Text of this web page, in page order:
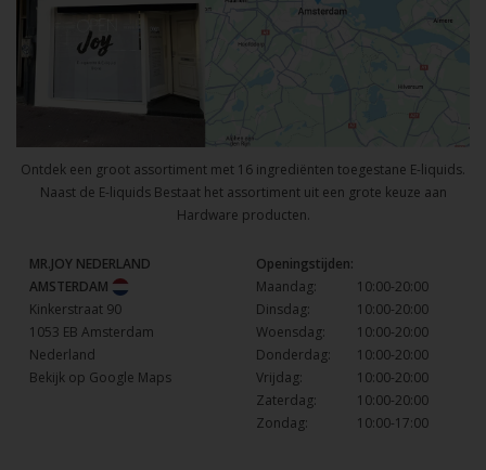
Ontdek een groot assortiment met 16 ingrediënten toegestane E-liquids.
Naast de E-liquids Bestaat het assortiment uit een grote keuze aan
Hardware producten.
MR.JOY NEDERLAND
AMSTERDAM
Kinkerstraat 90
1053 EB Amsterdam
Nederland
Bekijk op Google Maps
Openingstijden:
Maandag:
10:00-20:00
Dinsdag:
10:00-20:00
Woensdag:
10:00-20:00
Donderdag:
10:00-20:00
Vrijdag:
10:00-20:00
Zaterdag:
10:00-20:00
Zondag:
10:00-17:00